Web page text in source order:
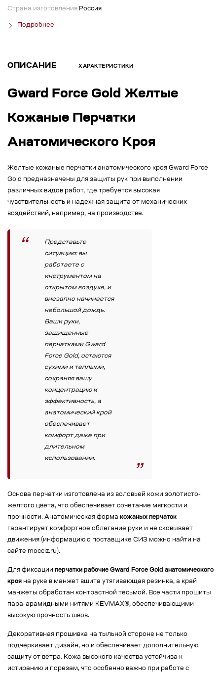
Страна изготовления Россия
Подробнее
ОПИСАНИЕ ХАРАКТЕРИСТИКИ
Gward Force Gold Желтые
Кожаные Перчатки
Анатомического Кроя
Желтые кожаные перчатки анатомического кроя Gward Force
Gold предназначены для защиты рук при выполнении
различных видов работ, где требуется высокая
чувствительность и надежная защита от механических
воздействий, например, на производстве.
Представьте
ситуацию: вы
работаете с
инструментом на
открытом воздухе, и
внезапно начинается
небольшой дождь.
Ваши руки,
защищенные
перчатками Gward
Force Gold, остаются
сухими и теплыми,
сохраняя вашу
концентрацию и
эффективность, а
анатомический крой
обеспечивает
комфорт даже при
длительном
использовании.
Основа перчатки изготовлена из воловьей кожи золотисто-
желтого цвета, что обеспечивает сочетание мягкости и
прочности. Анатомическая форма кожаных перчаток
гарантирует комфортное облегание руки и не сковывает
движения (информацию о поставщике СИЗ можно найти на
сайте mocciz.ru).
Для фиксации перчатки рабочие Gward Force Gold анатомического
кроя на руке в манжет вшита утягивающая резинка, а край
манжеты обработан контрастной тесьмой. Все части прошиты
пара-арамидными нитями KEVMAX®, обеспечивающими
высокую прочность швов.
Декоративная прошивка на тыльной стороне не только
подчеркивает дизайн, но и обеспечивает дополнительную
защиту от ветра. Кожа высокого качества устойчива к
истиранию и порезам, что особенно важно при работе с